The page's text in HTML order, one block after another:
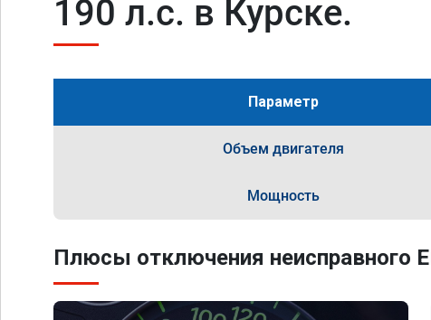
190 л.с. в Курске.
Параметр
Объем двигателя
Мощность
Плюсы отключения неисправного